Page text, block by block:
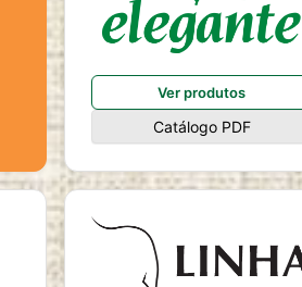
Ver produtos
Catálogo PDF